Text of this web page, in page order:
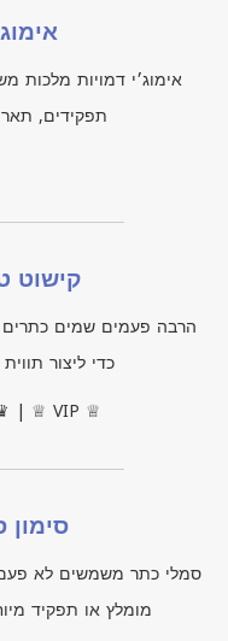
אימוג׳י דמויות מלכות
תפקידים,
קישוט
הרבה פעמים שמים כתרים
כדי ליצור
| ♕ VIP ♕
סמלי כתר משמשים לא פעם
מומלץ או תפקיד